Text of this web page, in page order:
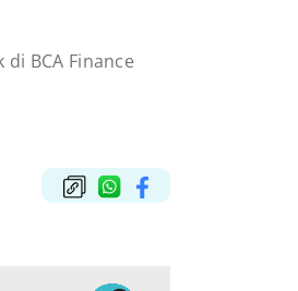
BCA Finance